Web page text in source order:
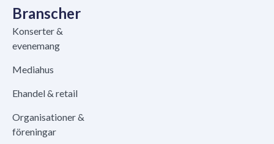
Branscher
Konserter &
evenemang
Mediahus
Ehandel & retail
Organisationer &
föreningar